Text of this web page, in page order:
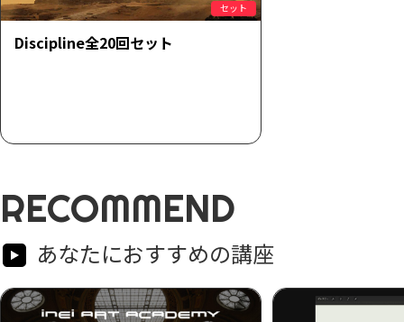
セット
Discipline全20回セット
RECOMMEND
あなたにおすすめの講座